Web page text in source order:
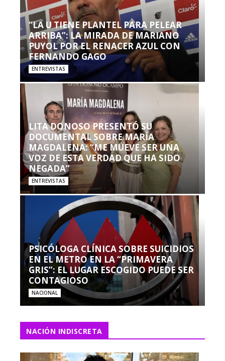
“LA U TIENE PLANTEL PARA PELEAR
ARRIBA”: LA MIRADA DE MARIANO
PUYOL POR EL RENACER AZUL CON
FERNANDO GAGO
ENTREVISTAS
LITA DONOSO PRESENTÓ SU
DOCUMENTAL SOBRE MARÍA
MAGDALENA: “ME MUEVE SER UNA
VOZ DE ESTA VERDAD QUE HA SIDO
NEGADA”
ENTREVISTAS
PSICÓLOGA CLÍNICA SOBRE SUICIDIOS
EN EL METRO EN LA “PRIMAVERA
GRIS”: EL LUGAR ESCOGIDO PUEDE SER
CONTAGIOSO
NACIONAL
NACIÓN INDISCRETA